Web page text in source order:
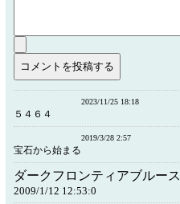
2023/11/25 18:18
５４６４
2019/3/28 2:57
宝石から始まる
ダークフロンティアブルース
2009/1/12 12:53:0